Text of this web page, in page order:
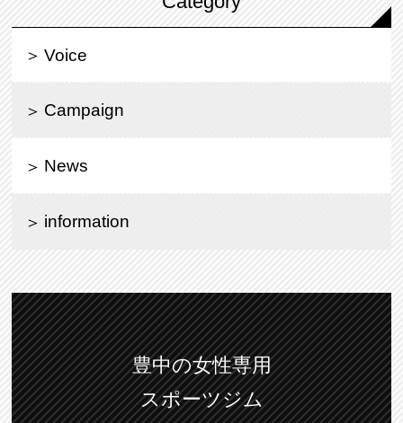
Voice
Campaign
News
information
豊中の女性専用
スポーツジム